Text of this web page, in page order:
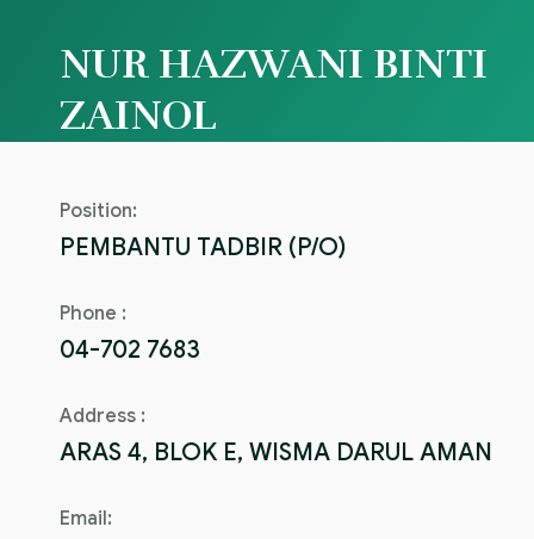
NUR HAZWANI BINTI
ZAINOL
Position:
PEMBANTU TADBIR (P/O)
Phone :
04-702 7683
Address :
ARAS 4, BLOK E, WISMA DARUL AMAN
Email: